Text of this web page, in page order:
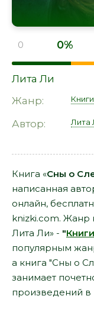
0 0%
Лита Ли
Жанр:
Книги
Автор: Лита
Книга «Сны о
написанная
онлайн,
knizki.com. Жанр
Лита Ли» - "Книги
популярным
а книга "Сны о
занимает
произведений в